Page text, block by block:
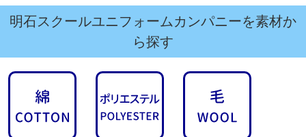
明石スクールユニフォームカンパニーを素材か
ら探す